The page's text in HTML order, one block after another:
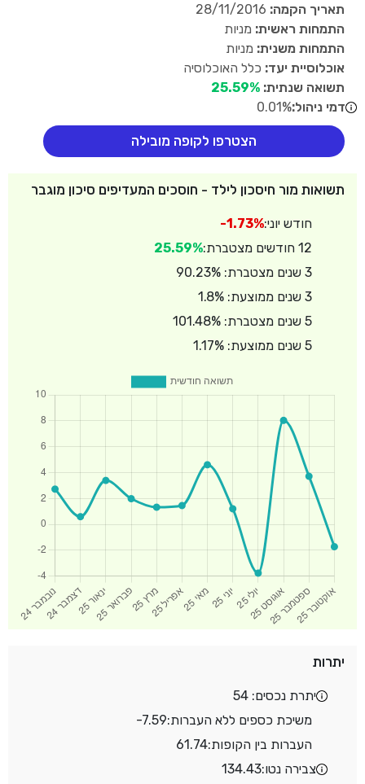
תאריך הקמה:
התמחות ראשית: מניות
התמחות משנית: מניות
אוכלוסיית יעד: כלל האוכלוסיה
תשואה שנתית: 25.59%
דמי ניהול:0.01%
הצטרפו לקופה מובילה
תשואות מור חיסכון לילד - חוסכים המעדיפים סיכון מוגבר
חודש יוני:-1.73%
12 חודשים מצטברת:
25.59%
3 שנים מצטברת: 90.23%
3 שנים ממוצעת: 1.8%
5 שנים מצטברת: 101.48%
5 שנים ממוצעת: 1.17%
יתרות
יתרת נכסים: 54
משיכת כספים ללא העברות:-7.59
העברות בין הקופות:61.74
צבירה נטו:134.43